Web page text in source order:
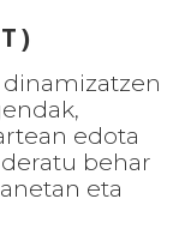
dinamizatzen
edota
behar
eta